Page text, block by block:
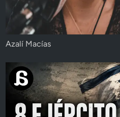
Azalí Macías